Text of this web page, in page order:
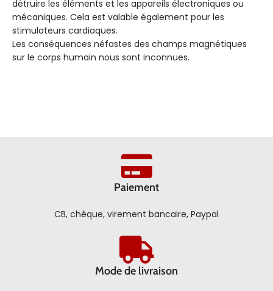
détruire les éléments et les appareils électroniques ou
mécaniques. Cela est valable également pour les
stimulateurs cardiaques.
Les conséquences néfastes des champs magnétiques
sur le corps humain nous sont inconnues.
Paiement
CB, chèque, virement bancaire, Paypal
Mode de livraison